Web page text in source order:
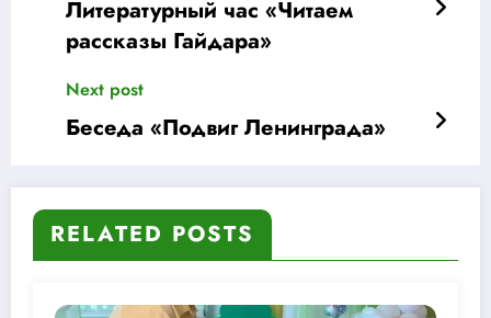
Литературный час «Читаем
рассказы Гайдара»
Next post
Беседа «Подвиг Ленинграда»
RELATED POSTS